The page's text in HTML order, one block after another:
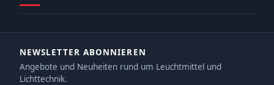
NEWSLETTER ABONNIEREN
Angebote und Neuheiten rund um Leuchtmittel und
Lichttechnik.